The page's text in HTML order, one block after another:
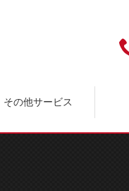
その他サービス